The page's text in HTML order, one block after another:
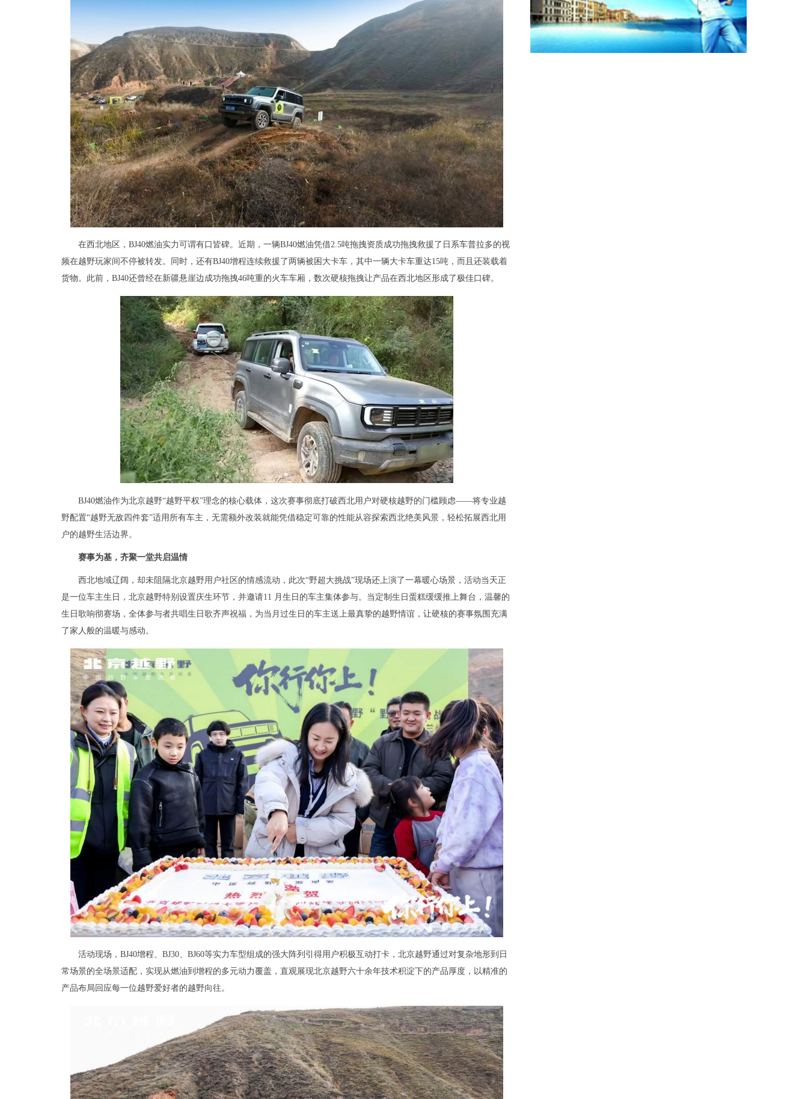
在西北地区，BJ40燃油实力可谓有口皆碑。近期，一辆BJ40燃油凭借2.5吨拖拽资质成功拖拽救援了日系车普拉多的视
频在越野玩家间不停被转发。同时，还有BJ40增程连续救援了两辆被困大卡车，其中一辆大卡车重达15吨，而且还装载着
货物。此前，BJ40还曾经在新疆悬崖边成功拖拽46吨重的火车车厢，数次硬核拖拽让产品在西北地区形成了极佳口碑。
BJ40燃油作为北京越野“越野平权”理念的核心载体，这次赛事彻底打破西北用户对硬核越野的门槛顾虑——将专业越
野配置“越野无敌四件套”适用所有车主，无需额外改装就能凭借稳定可靠的性能从容探索西北绝美风景，轻松拓展西北用
户的越野生活边界。
赛事为基，齐聚一堂共启温情
西北地域辽阔，却未阻隔北京越野用户社区的情感流动，此次“野超大挑战”现场还上演了一幕暖心场景，活动当天正
是一位车主生日，北京越野特别设置庆生环节，并邀请11 月生日的车主集体参与。当定制生日蛋糕缓缓推上舞台，温馨的
生日歌响彻赛场，全体参与者共唱生日歌齐声祝福，为当月过生日的车主送上最真挚的越野情谊，让硬核的赛事氛围充满
了家人般的温暖与感动。
活动现场，BJ40增程、BJ30、BJ60等实力车型组成的强大阵列引得用户积极互动打卡，北京越野通过对复杂地形到日
常场景的全场景适配，实现从燃油到增程的多元动力覆盖，直观展现北京越野六十余年技术积淀下的产品厚度，以精准的
产品布局回应每一位越野爱好者的越野向往。